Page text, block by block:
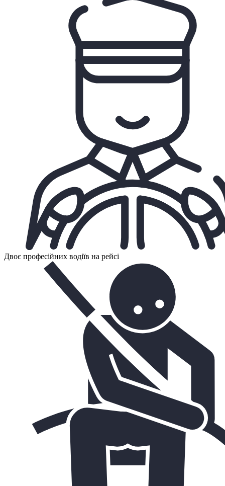
Двоє професійних водіїв на рейсі